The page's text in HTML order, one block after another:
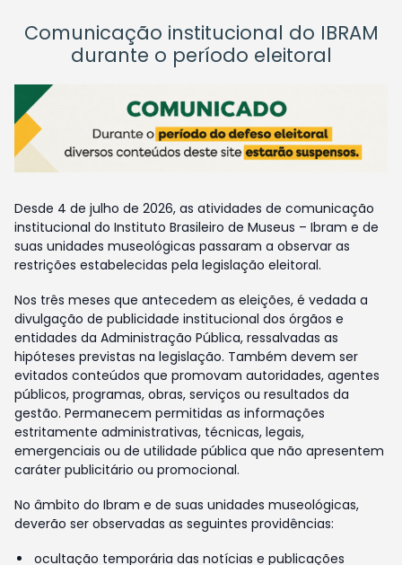
Comunicação institucional do IBRAM
durante o período eleitoral
Desde 4 de julho de 2026, as atividades de comunicação
institucional do Instituto Brasileiro de Museus – Ibram e de
suas unidades museológicas passaram a observar as
restrições estabelecidas pela legislação eleitoral.
Nos três meses que antecedem as eleições, é vedada a
divulgação de publicidade institucional dos órgãos e
entidades da Administração Pública, ressalvadas as
hipóteses previstas na legislação. Também devem ser
evitados conteúdos que promovam autoridades, agentes
públicos, programas, obras, serviços ou resultados da
gestão. Permanecem permitidas as informações
estritamente administrativas, técnicas, legais,
emergenciais ou de utilidade pública que não apresentem
caráter publicitário ou promocional.
No âmbito do Ibram e de suas unidades museológicas,
deverão ser observadas as seguintes providências:
ocultação temporária das notícias e publicações